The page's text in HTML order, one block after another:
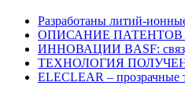
Разработаны литий-
ОПИСАНИЕ ПАТЕНТОВ
ИННОВАЦИИ BASF:
ТЕХНОЛОГИЯ
ELECLEAR – прозрачные